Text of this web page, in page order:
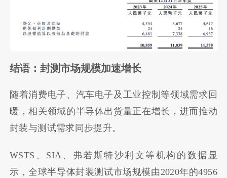
结语：封测市场规模加速增长
随着消费电子、汽车电子及工业控制等领域需求回
暖，相关领域的半导体出货量正在增长，进而推动
封装与测试需求同步提升。
WSTS、SIA、弗若斯特沙利文等机构的数据显
示，全球半导体封装测试市场规模由2020年的4956